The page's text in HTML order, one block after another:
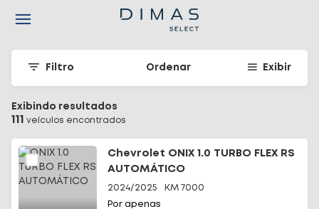
Filtro Ordenar Exibir
Exibindo resultados
111 veículos encontrados
Chevrolet ONIX 1.0 TURBO FLEX RS
AUTOMÁTICO
2024/2025 KM 7000
Por apenas
Navigated to Seu carro seminovo em Santa Catarina -